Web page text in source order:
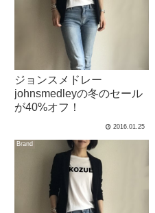
ジョンスメドレー
johnsmedleyの冬のセール
が40%オフ！
2016.01.25
Brand